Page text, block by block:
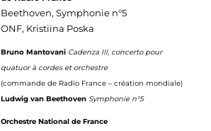
Beethoven, Symphonie n°5
ONF, Kristiina Poska
Bruno Mantovani Cadenza III, concerto pour
quatuor à cordes et orchestre
(commande de Radio France – création mondiale)
Ludwig van Beethoven Symphonie n°5
Orchestre National de France